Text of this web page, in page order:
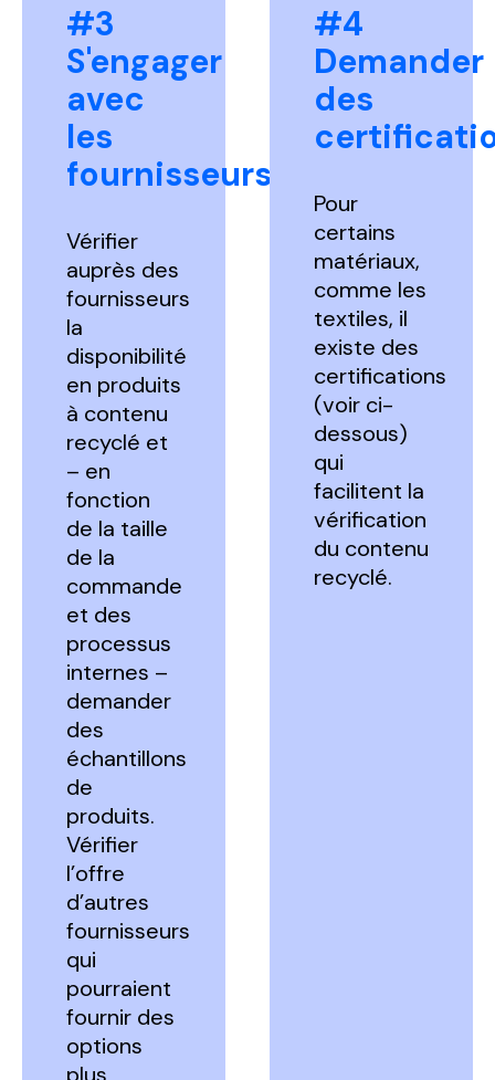
#3
S'engager
avec
les
fournisseurs
Vérifier
auprès des
fournisseurs
la
disponibilité
en produits
à contenu
recyclé et
– en
fonction
de la taille
de la
commande
et des
processus
internes –
demander
des
échantillons
de
produits.
Vérifier
l’offre
d’autres
fournisseurs
qui
pourraient
fournir des
options
#4
Demander
des
Pour
certains
matériaux,
comme les
textiles, il
existe des
certifications
(voir ci-
dessous)
qui
facilitent la
vérification
du contenu
recyclé.